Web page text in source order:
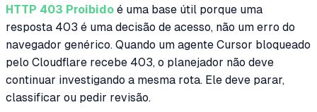
HTTP 403 Proibido é uma base útil porque uma
resposta 403 é uma decisão de acesso, não um erro do
navegador genérico. Quando um agente Cursor bloqueado
pelo Cloudflare recebe 403, o planejador não deve
continuar investigando a mesma rota. Ele deve parar,
classificar ou pedir revisão.